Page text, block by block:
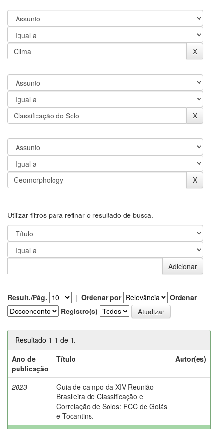
Utilizar filtros para refinar o resultado de busca.
Result./Pág. | Ordenar por
Ordenar
Registro(s)
Resultado 1-1 de 1.
Ano de
publicação
Título Autor(es)
2023
Guia de campo da XIV Reunião
Brasileira de Classificação e
Correlação de Solos: RCC de Goiás
e Tocantins.
-